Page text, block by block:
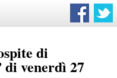
di
venerdì 27